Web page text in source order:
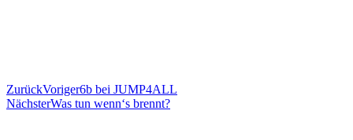
ZurückVoriger6b bei JUMP4ALL
NächsterWas tun wenn‘s brennt?